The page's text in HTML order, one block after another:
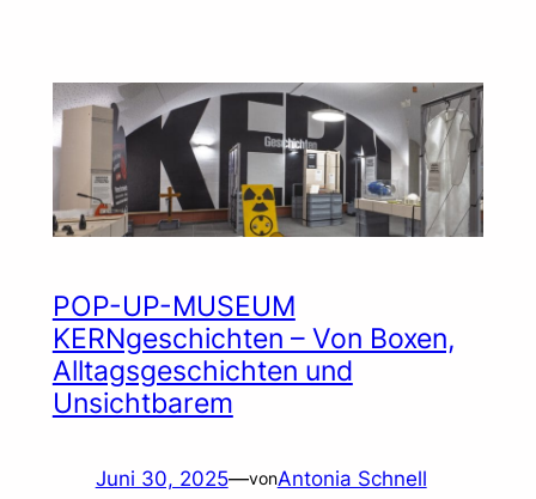
POP-UP-MUSEUM
KERNgeschichten – Von Boxen,
Alltagsgeschichten und
Unsichtbarem
Juni 30, 2025—vonAntonia Schnell